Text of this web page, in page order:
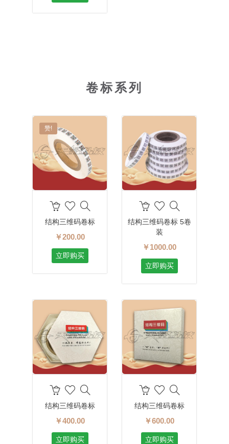
卷标系列
赞!
结构三维码卷标
￥200.00
立即购买
结构三维码卷标 5卷
装
￥1000.00
立即购买
结构三维码卷标
￥400.00
立即购买
结构三维码卷标
￥600.00
立即购买